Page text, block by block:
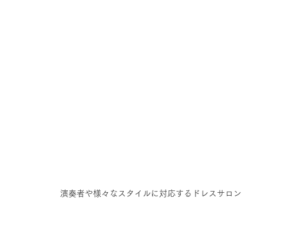
演奏者や様々なスタイルに対応するドレスサロン